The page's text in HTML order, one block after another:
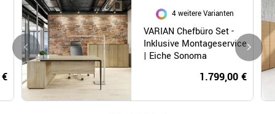
4 weitere Varianten
VARIAN Chefbüro Set -
Inklusive Montageservice
| Eiche Sonoma
1.799,00 €